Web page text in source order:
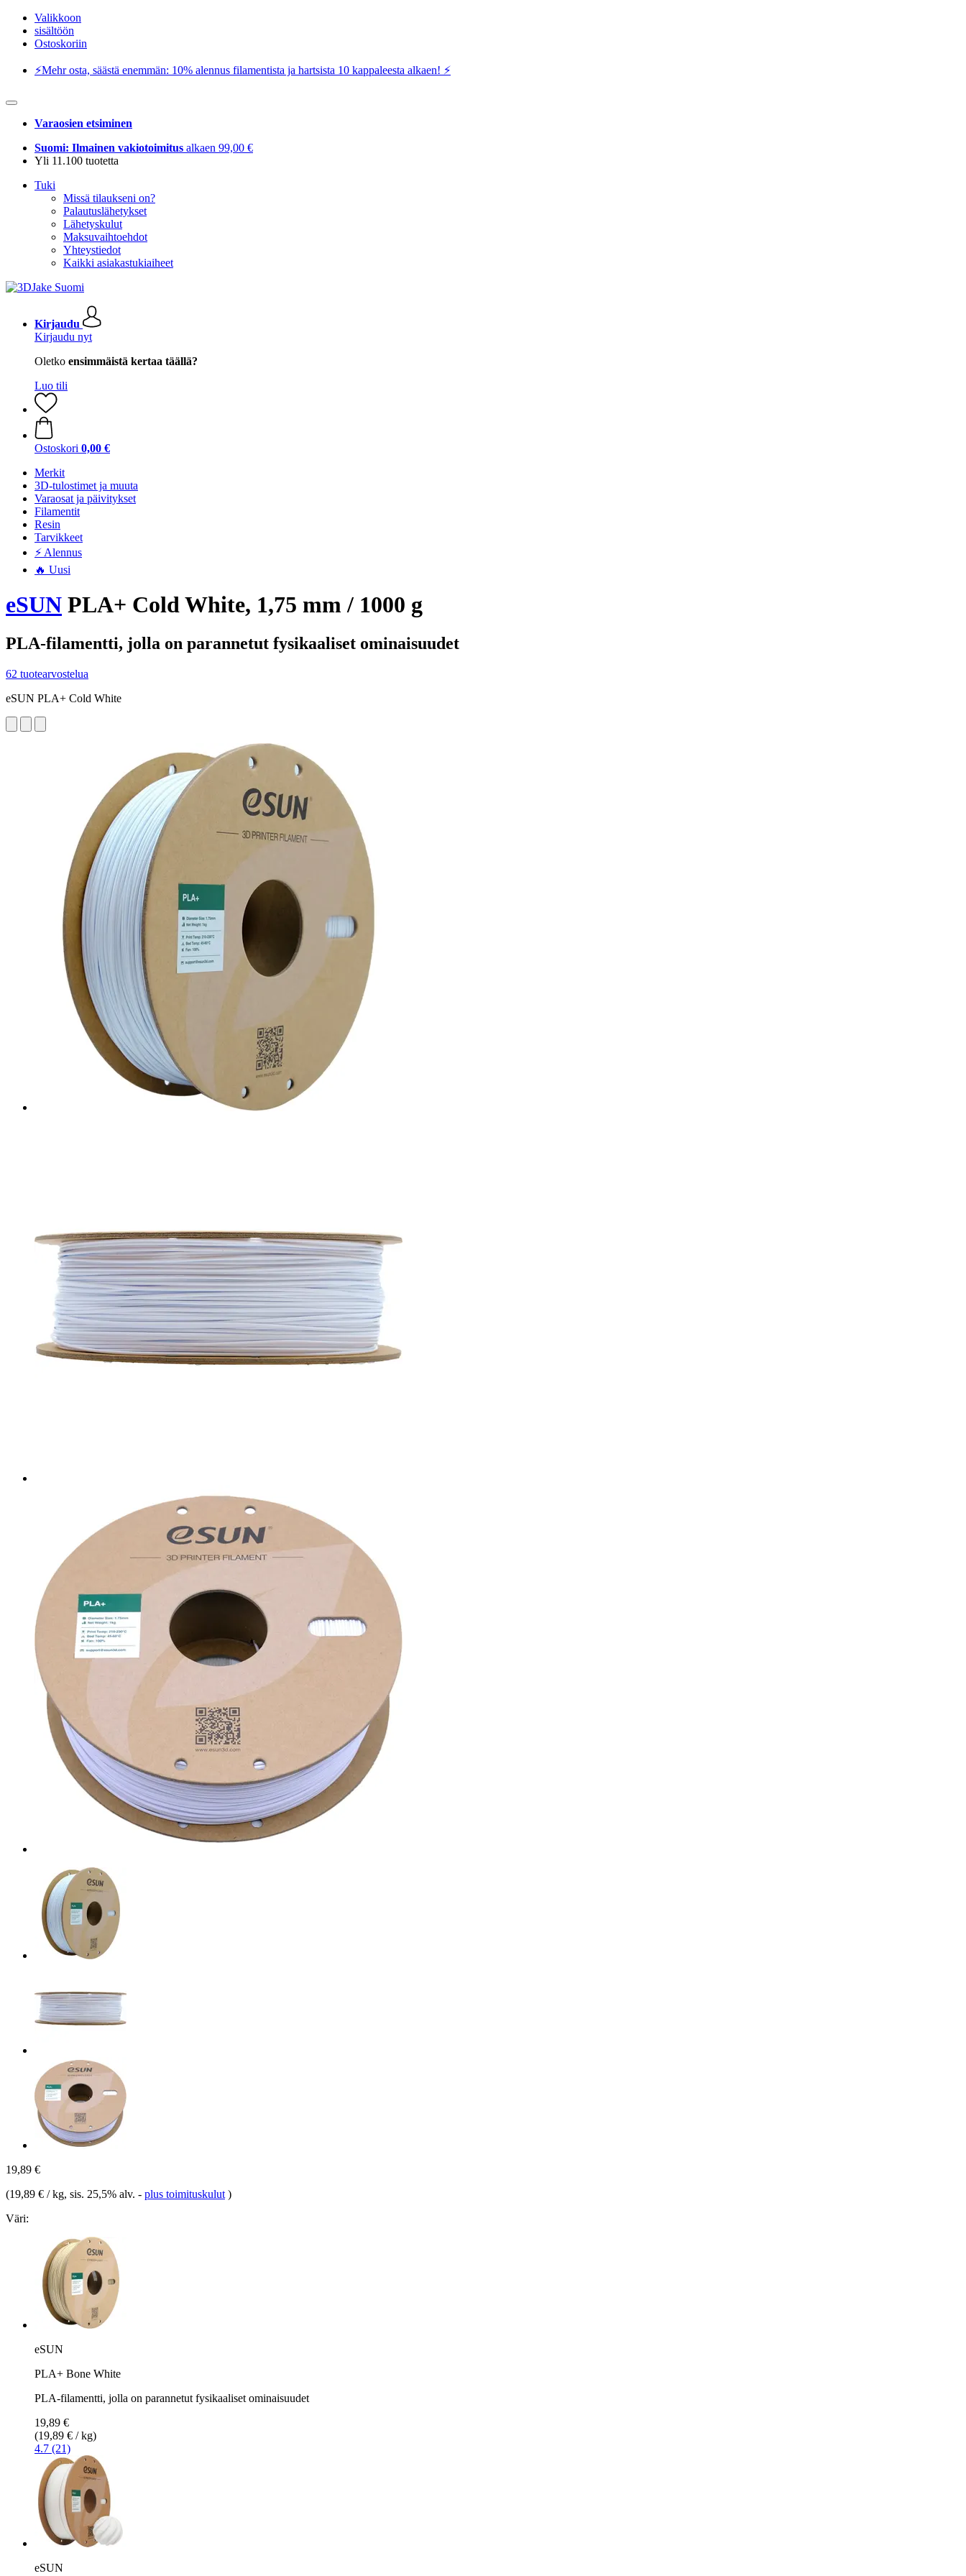
Valikkoon
sisältöön
Ostoskoriin
⚡️Mehr osta, säästä enemmän: 10% alennus filamentista ja hartsista 10 kappaleesta alkaen! ⚡️
Varaosien etsiminen
Suomi: Ilmainen vakiotoimitus alkaen 99,00 €
Yli 11.100 tuotetta
Tuki
Missä tilaukseni on?
Palautuslähetykset
Lähetyskulut
Maksuvaihtoehdot
Yhteystiedot
Kaikki asiakastukiaiheet
Kirjaudu
Kirjaudu nyt
Oletko ensimmäistä kertaa täällä?
Luo tili
Ostoskori 0,00 €
Merkit
3D-tulostimet ja muuta
Varaosat ja päivitykset
Filamentit
Resin
Tarvikkeet
⚡ Alennus
🔥 Uusi
eSUN PLA+ Cold White, 1,75 mm / 1000 g
PLA-filamentti, jolla on parannetut fysikaaliset ominaisuudet
62 tuotearvostelua
eSUN PLA+ Cold White
19,89 €
(19,89 € / kg, sis. 25,5% alv. - plus toimituskulut )
Väri:
eSUN
PLA+ Bone White
PLA-filamentti, jolla on parannetut fysikaaliset ominaisuudet
19,89 €
(19,89 € / kg)
4.7 (21)
eSUN